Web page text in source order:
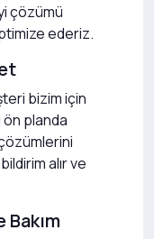
çözümü
ederiz.
bizim için
planda
alır ve